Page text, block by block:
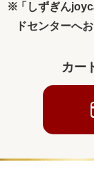
「しずぎん
ドセンターへ
カー